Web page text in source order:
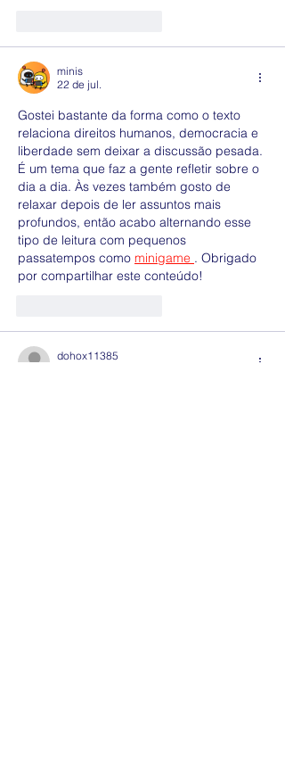
minis
22 de jul.
Gostei bastante da forma como o texto
relaciona direitos humanos, democracia e
liberdade sem deixar a discussão pesada.
É um tema que faz a gente refletir sobre o
dia a dia. Às vezes também gosto de
relaxar depois de ler assuntos mais
profundos, então acabo alternando esse
tipo de leitura com pequenos
passatempos como minigame . Obrigado
por compartilhar este conteúdo!
dohox11385